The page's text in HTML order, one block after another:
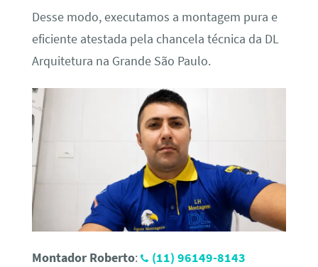
Desse modo, executamos a montagem pura e
eficiente atestada pela chancela técnica da DL
Arquitetura na Grande São Paulo.
Montador Roberto:
(11) 96149-8143